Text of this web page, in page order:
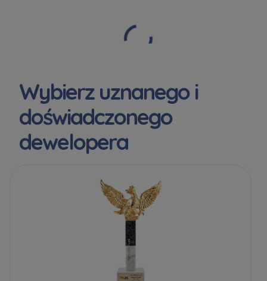
Wybierz uznanego i
doświadczonego
dewelopera